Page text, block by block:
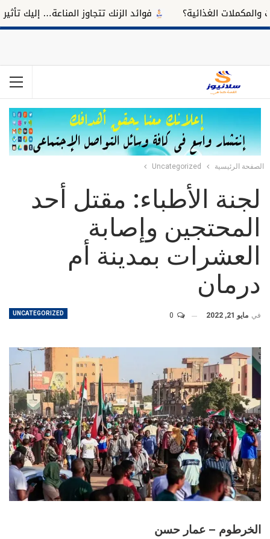
الغذائية؟ فوائد الزنك تتجاوز المناعة… إليك تأثيره
الصفحة الرئيسية Uncategorized
لجنة الأطباء: مقتل أحد
المحتجين وإصابة
العشرات بمدينة أم
درمان
UNCATEGORIZED في مايو 21, 2022
الخرطوم – عمار حسن